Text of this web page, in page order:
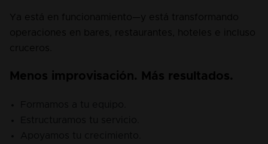
Ya está en funcionamiento—y está transformando
operaciones en bares, restaurantes, hoteles e incluso
cruceros.
Menos improvisación. Más resultados.